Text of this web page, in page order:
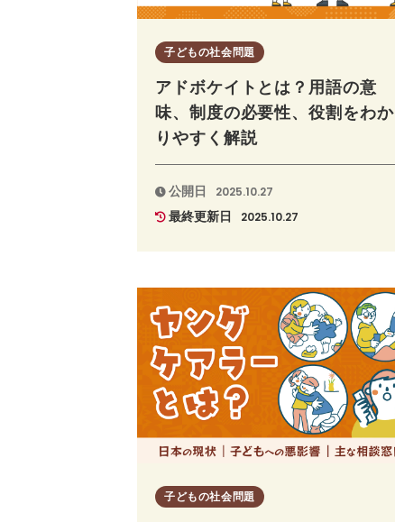
子どもの社会問題
アドボケイトとは？用語の意
味、制度の必要性、役割をわか
りやすく解説
公開日 2025.10.27
最終更新日 2025.10.27
子どもの社会問題